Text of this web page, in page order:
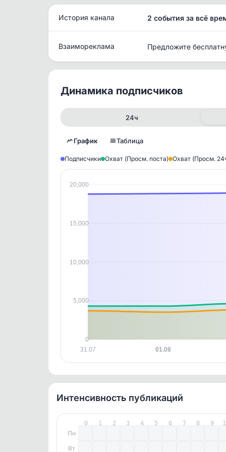
История канала 2 события за всё
Взаимореклама Предложите
Динамика подписчиков
24ч
График Таблица
Подписчики Охват (Просм. поста) Охват (Просм.
31.07 01.08
20,000
15,000
10,000
5,000
0
Интенсивность публикаций
0 1 2 3 4 5 6 7 8 9
Пн
Вт